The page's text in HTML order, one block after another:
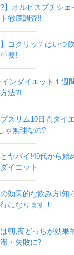
?】オルビスプチシ
徹底調査!!
】ゴクリッチはいつ
要!
インダイエット１週
法?!
スリム10日間ダイ
ゃ無理なの?
ヤバイ!40代から始
イエット
効果的な飲み方!知
になります！
朝,夜どっちが効果
・失敗に?